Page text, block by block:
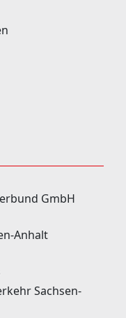
GmbH
Anhalt
Sachsen-